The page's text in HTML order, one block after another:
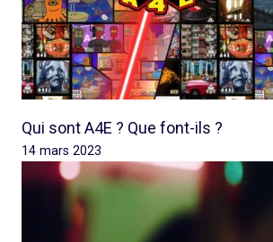
Qui sont A4E ? Que font-ils ?
14 mars 2023